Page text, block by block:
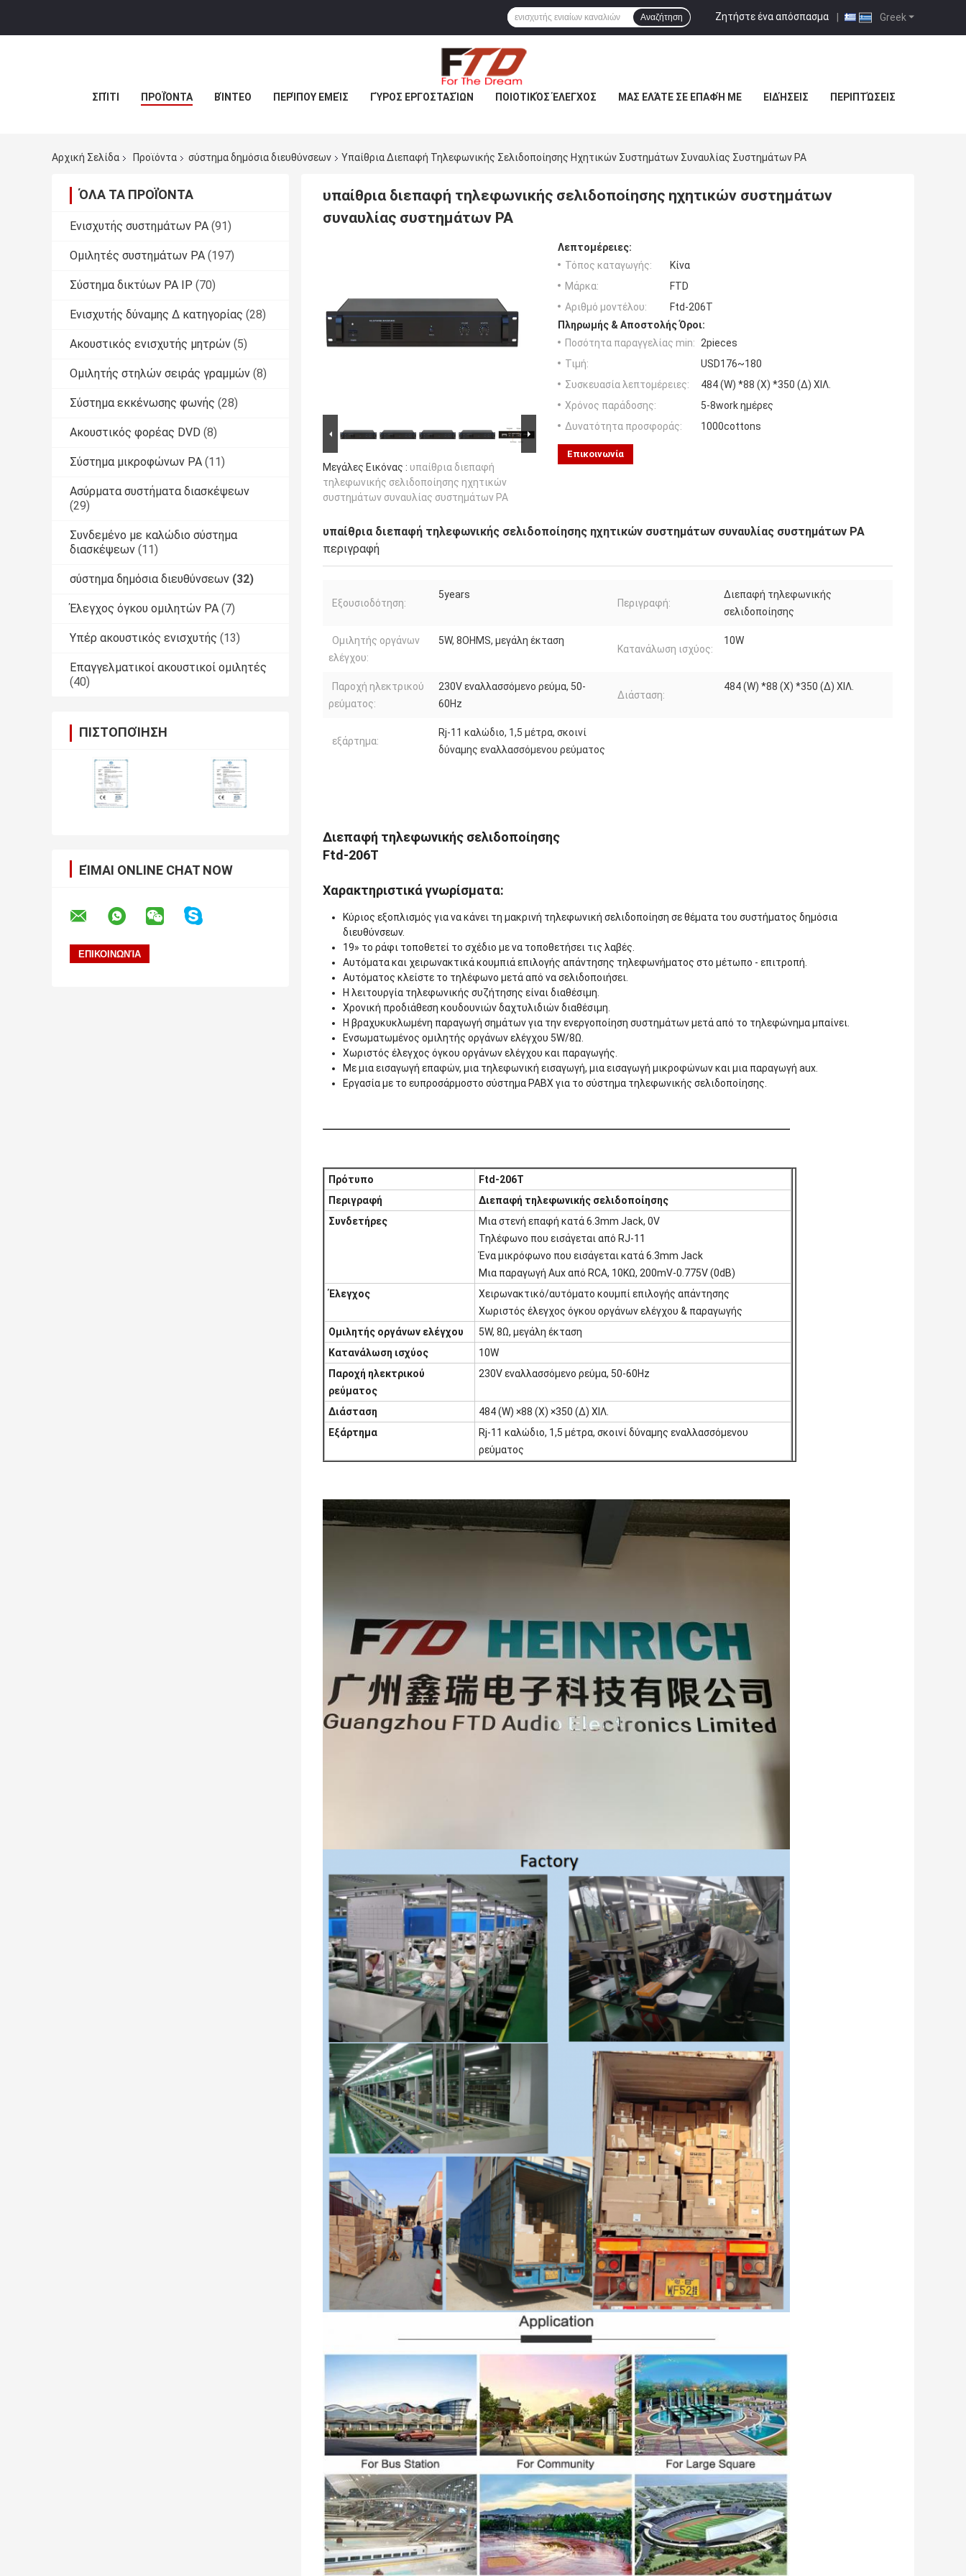
Greek
Ζητήστε ένα απόσπασμα |
Αναζήτηση
ΣΠΊΤΙ ΠΡΟΪΌΝΤΑ ΒΊΝΤΕΟ ΠΕΡΊΠΟΥ ΕΜΕΊΣ ΓΎΡΟΣ ΕΡΓΟΣΤΑΣΊΩΝ ΠΟΙΟΤΙΚΌΣ ΈΛΕΓΧΟΣ ΜΑΣ ΕΛΆΤΕ ΣΕ ΕΠΑΦΉ ΜΕ ΕΙΔΉΣΕΙΣ ΠΕΡΙΠΤΏΣΕΙΣ
Αρχική Σελίδα Προϊόντα σύστημα δημόσια διευθύνσεων Υπαίθρια Διεπαφή Τηλεφωνικής Σελιδοποίησης Ηχητικών Συστημάτων Συναυλίας Συστημάτων PA
ΌΛΑ ΤΑ ΠΡΟΪΌΝΤΑ
Ενισχυτής συστημάτων PA (91)
Ομιλητές συστημάτων PA (197)
Σύστημα δικτύων PA IP (70)
Ενισχυτής δύναμης Δ κατηγορίας (28)
Ακουστικός ενισχυτής μητρών (5)
Ομιλητής στηλών σειράς γραμμών (8)
Σύστημα εκκένωσης φωνής (28)
Ακουστικός φορέας DVD (8)
Σύστημα μικροφώνων PA (11)
Ασύρματα συστήματα διασκέψεων
(29)
Συνδεμένο με καλώδιο σύστημα
διασκέψεων (11)
σύστημα δημόσια διευθύνσεων (32)
Έλεγχος όγκου ομιλητών PA (7)
Υπέρ ακουστικός ενισχυτής (13)
Επαγγελματικοί ακουστικοί ομιλητές
(40)
ΠΙΣΤΟΠΟΊΗΣΗ
ΕΊΜΑΙ ONLINE CHAT NOW
υπαίθρια διεπαφή τηλεφωνικής σελιδοποίησης ηχητικών συστημάτων
συναυλίας συστημάτων PA
Μεγάλες Εικόνας : υπαίθρια διεπαφή
τηλεφωνικής σελιδοποίησης ηχητικών
συστημάτων συναυλίας συστημάτων PA
Λεπτομέρειες:
Τόπος καταγωγής:
Κίνα
Μάρκα:
FTD
Αριθμό μοντέλου:
Ftd-206T
Πληρωμής & Αποστολής Όροι:
Ποσότητα παραγγελίας min: 2pieces
Τιμή:
USD176~180
Συσκευασία λεπτομέρειες:
484 (W) *88 (Χ) *350 (Δ) ΧΙΛ.
Χρόνος παράδοσης:
5-8work ημέρες
Δυνατότητα προσφοράς:
1000cottons
Επικοινωνία
υπαίθρια διεπαφή τηλεφωνικής σελιδοποίησης ηχητικών συστημάτων συναυλίας συστημάτων PA
περιγραφή
Εξουσιοδότηση:
5years
Περιγραφή:
Διεπαφή τηλεφωνικής
σελιδοποίησης
Ομιλητής οργάνων
ελέγχου:
5W, 8OHMS, μεγάλη έκταση
Κατανάλωση ισχύος:
10W
Παροχή ηλεκτρικού
ρεύματος:
230V εναλλασσόμενο ρεύμα, 50-
60Hz
Διάσταση:
484 (W) *88 (Χ) *350 (Δ) ΧΙΛ.
εξάρτημα:
Rj-11 καλώδιο, 1,5 μέτρα, σκοινί
δύναμης εναλλασσόμενου ρεύματος
Διεπαφή τηλεφωνικής σελιδοποίησης
Ftd-206T
Χαρακτηριστικά γνωρίσματα:
Κύριος εξοπλισμός για να κάνει τη μακρινή τηλεφωνική σελιδοποίηση σε θέματα του συστήματος δημόσια
διευθύνσεων.
19» το ράφι τοποθετεί το σχέδιο με να τοποθετήσει τις λαβές.
Αυτόματα και χειρωνακτικά κουμπιά επιλογής απάντησης τηλεφωνήματος στο μέτωπο - επιτροπή.
Αυτόματος κλείστε το τηλέφωνο μετά από να σελιδοποιήσει.
Η λειτουργία τηλεφωνικής συζήτησης είναι διαθέσιμη.
Χρονική προδιάθεση κουδουνιών δαχτυλιδιών διαθέσιμη.
Η βραχυκυκλωμένη παραγωγή σημάτων για την ενεργοποίηση συστημάτων μετά από το τηλεφώνημα μπαίνει.
Ενσωματωμένος ομιλητής οργάνων ελέγχου 5W/8Ω.
Χωριστός έλεγχος όγκου οργάνων ελέγχου και παραγωγής.
Με μια εισαγωγή επαφών, μια τηλεφωνική εισαγωγή, μια εισαγωγή μικροφώνων και μια παραγωγή aux.
Εργασία με το ευπροσάρμοστο σύστημα PABX για το σύστημα τηλεφωνικής σελιδοποίησης.
Πρότυπο
Ftd-206T
Περιγραφή
Διεπαφή τηλεφωνικής σελιδοποίησης
Συνδετήρες
Μια στενή επαφή κατά 6.3mm Jack, 0V
Τηλέφωνο που εισάγεται από RJ-11
Ένα μικρόφωνο που εισάγεται κατά 6.3mm Jack
Μια παραγωγή Aux από RCA, 10KΩ, 200mV-0.775V (0dB)
Έλεγχος
Χειρωνακτικό/αυτόματο κουμπί επιλογής απάντησης
Χωριστός έλεγχος όγκου οργάνων ελέγχου & παραγωγής
Ομιλητής οργάνων ελέγχου
5W, 8Ω, μεγάλη έκταση
Κατανάλωση ισχύος
10W
Παροχή ηλεκτρικού
ρεύματος
230V εναλλασσόμενο ρεύμα, 50-60Hz
Διάσταση
484 (W) ×88 (Χ) ×350 (Δ) ΧΙΛ.
Εξάρτημα
Rj-11 καλώδιο, 1,5 μέτρα, σκοινί δύναμης εναλλασσόμενου
ρεύματος